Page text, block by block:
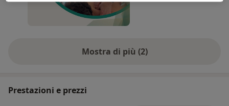
Mostra di più (2)
Prestazioni e prezzi